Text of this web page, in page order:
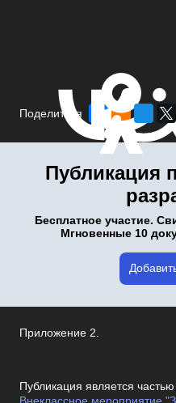
Поделиться
Публикация
Бесплатное участие.
Мгновенные 10
Приложение 2.
Публикация является